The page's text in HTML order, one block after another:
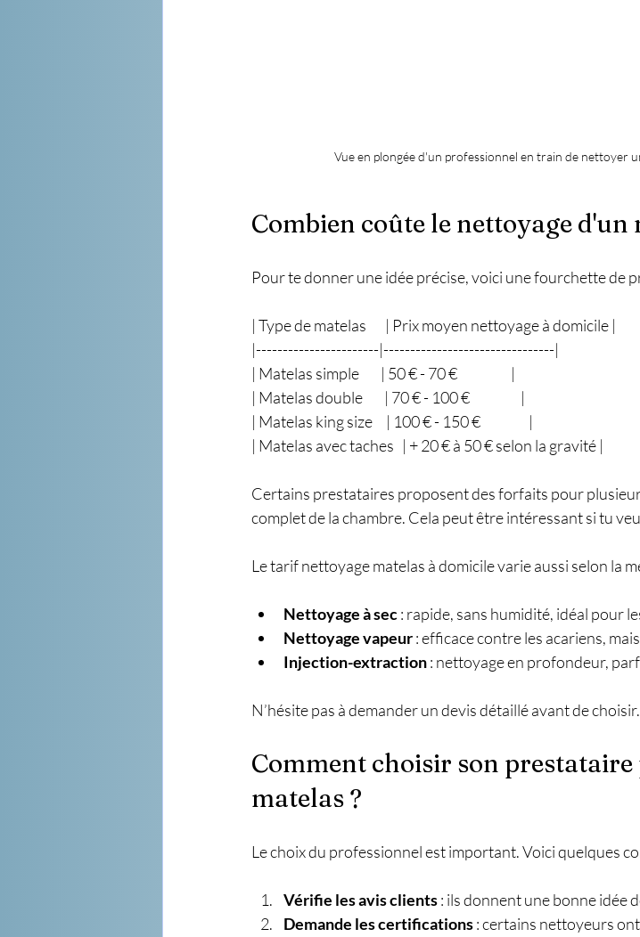
Vue en plongée d'un professionnel en train de nettoyer
Combien coûte le nettoyage d'un
Pour te donner une idée précise, voici une fourchette de
| Type de matelas       | Prix moyen nettoyage à domicile |
|-----------------------|--------------------------------|
| Matelas simple        | 50 € - 70 €                    |
| Matelas double        | 70 € - 100 €                   |
| Matelas king size     | 100 € - 150 €                  |
| Matelas avec taches   | + 20 € à 50 € selon la gravité |
Certains prestataires proposent des forfaits pour
complet de la chambre. Cela peut être intéressant si tu
Le tarif nettoyage matelas à domicile varie aussi selon la
Nettoyage à sec : rapide, sans humidité, idéal pour
Nettoyage vapeur : efficace contre les acariens,
Injection-extraction : nettoyage en profondeur,
N’hésite pas à demander un devis détaillé avant de choisir.
Comment choisir son
matelas ?
Le choix du professionnel est important. Voici quelques
Vérifie les avis clients : ils donnent une bonne idée
Demande les certifications : certains nettoyeurs